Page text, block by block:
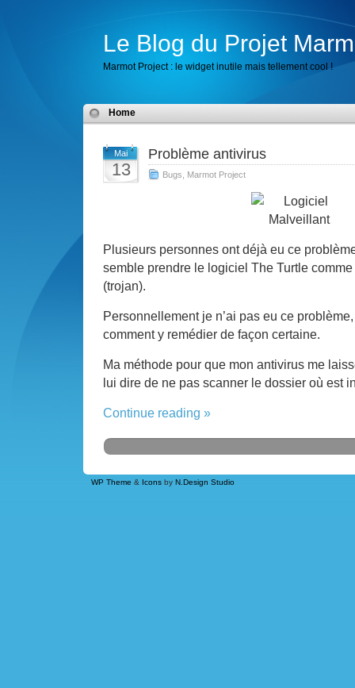
Le Blog du Projet
Marmot Project : le widget inutile mais tellement cool !
Home
Mai
13
Problème antivirus
Bugs Marmot Project
Plusieurs personnes ont déjà eu ce
semble prendre le logiciel The Turtle
(trojan).
Personnellement je n’ai pas eu ce
comment y remédier de façon certaine.
Ma méthode pour que mon antivirus me
lui dire de ne pas scanner le dossier où est
Continue reading »
WP Theme & Icons by N.Design Studio